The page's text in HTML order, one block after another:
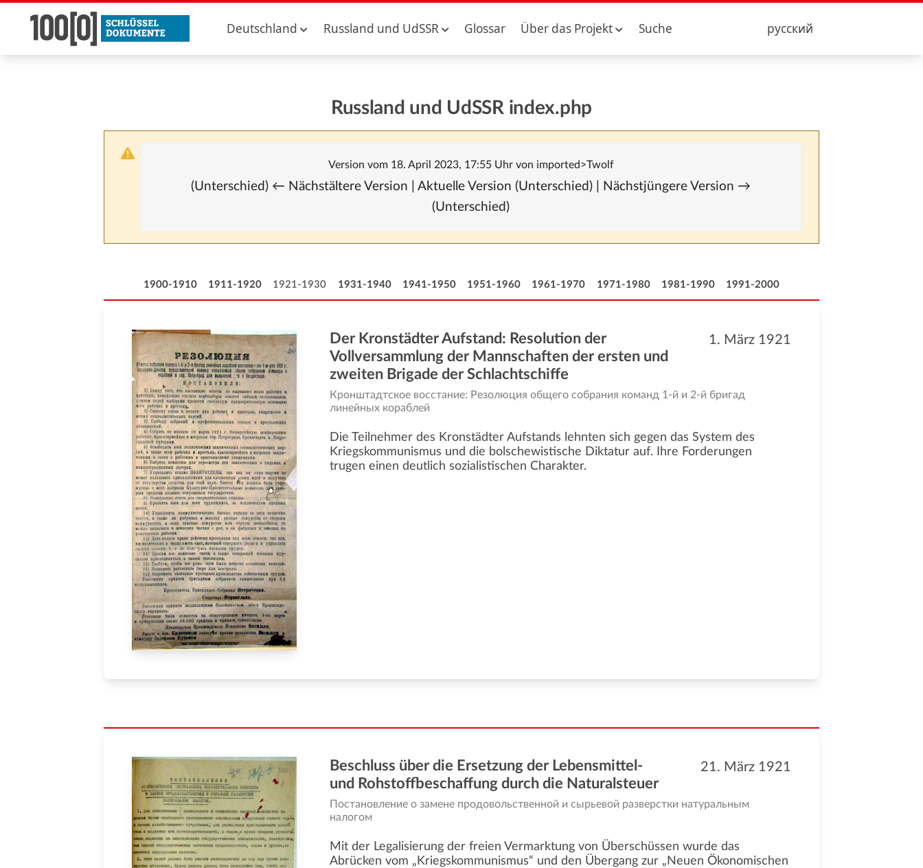
Deutschland Russland und UdSSR Glossar Über das Projekt Suche русский
Russland und UdSSR index.php
Version vom 18. April 2023, 17:55 Uhr von imported>Twolf
(Unterschied) ← Nächstältere Version | Aktuelle Version (Unterschied) | Nächstjüngere Version →
(Unterschied)
1900-1910 1911-1920 1921-1930 1931-1940 1941-1950 1951-1960 1961-1970 1971-1980 1981-1990 1991-2000
1. März 1921
Der Kronstädter Aufstand: Resolution der
Vollversammlung der Mannschaften der ersten und
zweiten Brigade der Schlachtschiffe
Кронштадтское восстание: Резолюция общего собрания команд 1-й и 2-й бригад
линейных кораблей
Die Teilnehmer des Kronstädter Aufstands lehnten sich gegen das System des
Kriegskommunismus und die bolschewistische Diktatur auf. Ihre Forderungen
trugen einen deutlich sozialistischen Charakter.
21. März 1921
Beschluss über die Ersetzung der Lebensmittel-
und Rohstoffbeschaffung durch die Naturalsteuer
Постановление о замене продовольственной и сырьевой разверстки натуральным
налогом
Mit der Legalisierung der freien Vermarktung von Überschüssen wurde das
Abrücken vom „Kriegskommunismus“ und den Übergang zur „Neuen Ökonomischen